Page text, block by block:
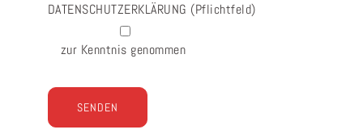
DATENSCHUTZERKLÄRUNG (Pflichtfeld)
zur Kenntnis genommen